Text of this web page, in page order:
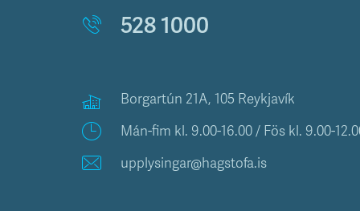
528 1000
Borgartún 21A, 105 Reykjavík
Mán-fim kl. 9.00-16.00 / Fös kl. 9.00-
upplysingar@hagstofa.is